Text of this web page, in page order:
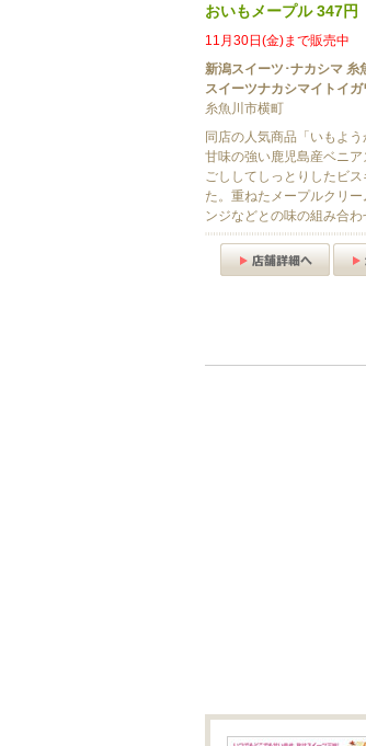
おいもメープル 347円
11月30日(金)まで販売中
新潟スイーツ･ナカシマ 糸
スイーツナカシマイトイ
糸魚川市横町
同店の人気商品「いもよう
甘味の強い鹿児島産ベニ
ごししてしっとりしたビ
た。重ねたメープルクリ
ンジなどとの味の組み合わ